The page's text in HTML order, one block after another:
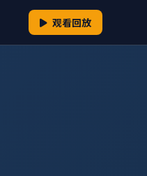
观看回放